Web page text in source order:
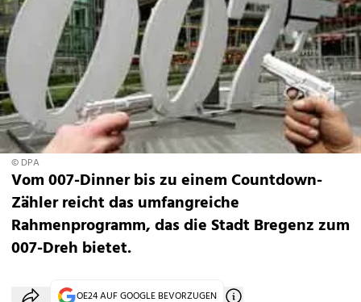
© DPA
Vom 007-Dinner bis zu einem Countdown-
Zähler reicht das umfangreiche
Rahmenprogramm, das die Stadt Bregenz zum
007-Dreh bietet.
OE24 AUF GOOGLE BEVORZUGEN